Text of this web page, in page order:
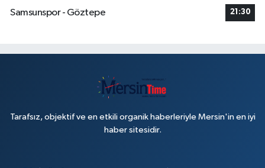
Samsunspor - Göztepe
21:30
Tarafsız, objektif ve en etkili organik haberleriyle Mersin'in en iyi
haber sitesidir.